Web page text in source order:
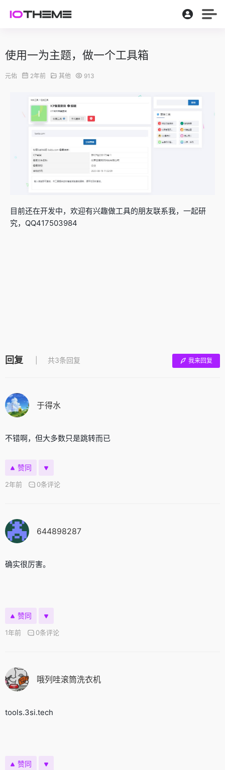
使用一为主题，做一个工具箱
元佑 2年前 其他 913
目前还在开发中，欢迎有兴趣做工具的朋友联系我，一起研
究，QQ417503984
回复 共3条回复 我来回复
于得水
不错啊，但大多数只是跳转而已
赞同
2年前 0条评论
644898287
确实很厉害。
赞同
1年前 0条评论
哦列哇滚筒洗衣机
tools.3si.tech
赞同